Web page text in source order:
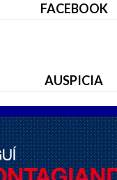
FACEBOOK
AUSPICIA